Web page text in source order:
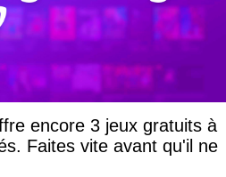
encore 3 jeux gratuits à
Faites vite avant qu'il ne